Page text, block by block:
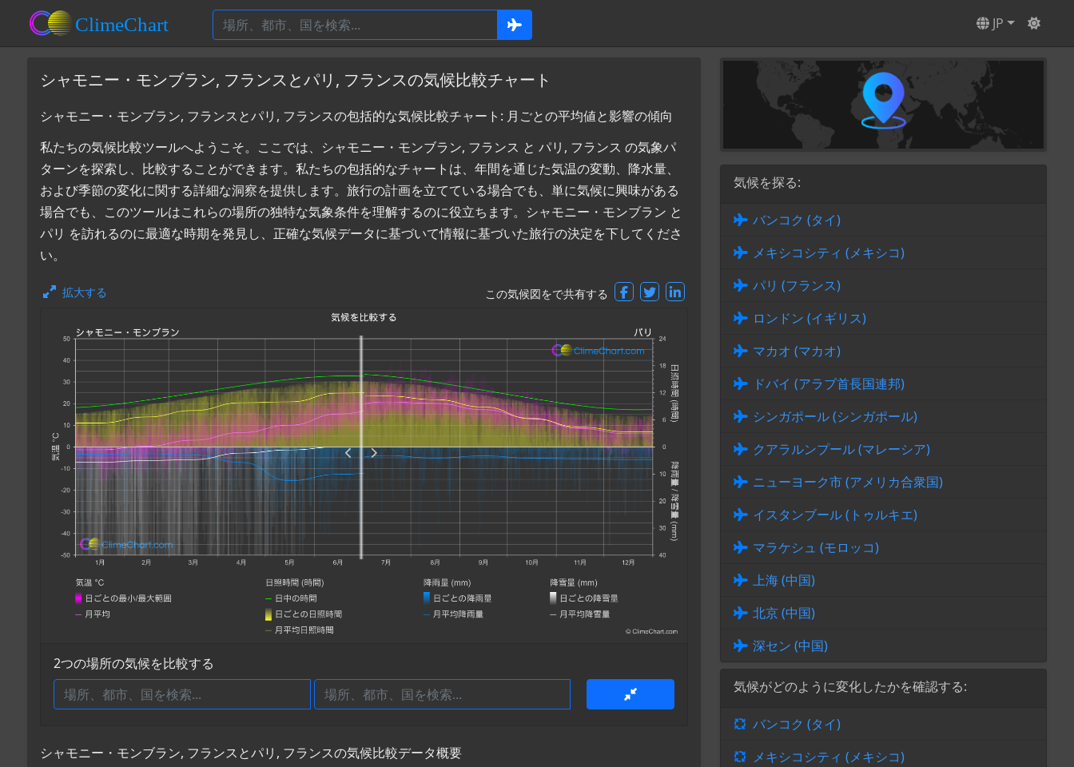
JP
シャモニー・モンブラン, フランスとパリ, フランスの気候比較チャート
シャモニー・モンブラン, フランスとパリ, フランスの包括的な気候比較チャート: 月ごとの平均値と影響の傾向
私たちの気候比較ツールへようこそ。ここでは、シャモニー・モンブラン, フランス と パリ, フランス の気象パ
ターンを探索し、比較することができます。私たちの包括的なチャートは、年間を通じた気温の変動、降水量、
および季節の変化に関する詳細な洞察を提供します。旅行の計画を立てている場合でも、単に気候に興味がある
場合でも、このツールはこれらの場所の独特な気象条件を理解するのに役立ちます。シャモニー・モンブラン と
パリ を訪れるのに最適な時期を発見し、正確な気候データに基づいて情報に基づいた旅行の決定を下してくださ
い。
拡大する この気候図をで共有する
2つの場所の気候を比較する
シャモニー・モンブラン, フランスとパリ, フランスの気候比較データ概要
気候を探る:
バンコク (タイ)
メキシコシティ (メキシコ)
パリ (フランス)
ロンドン (イギリス)
マカオ (マカオ)
ドバイ (アラブ首長国連邦)
シンガポール (シンガポール)
クアラルンプール (マレーシア)
ニューヨーク市 (アメリカ合衆国)
イスタンブール (トゥルキエ)
マラケシュ (モロッコ)
上海 (中国)
北京 (中国)
深セン (中国)
気候がどのように変化したかを確認する:
バンコク (タイ)
メキシコシティ (メキシコ)